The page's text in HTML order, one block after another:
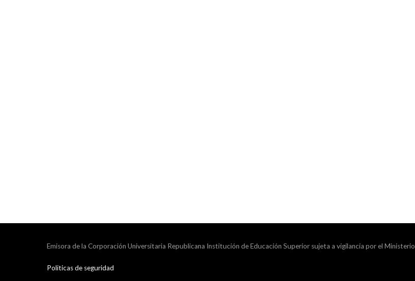
Emisora de la Corporación Universitaria Republicana Institución de Educación Superior sujeta a vigilancia por el
Politicas de seguridad